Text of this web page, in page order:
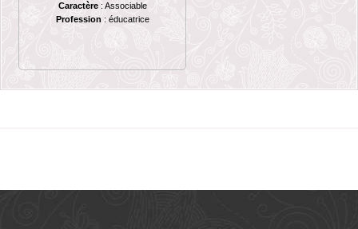
Caractère: Associable
Profession : éducatrice